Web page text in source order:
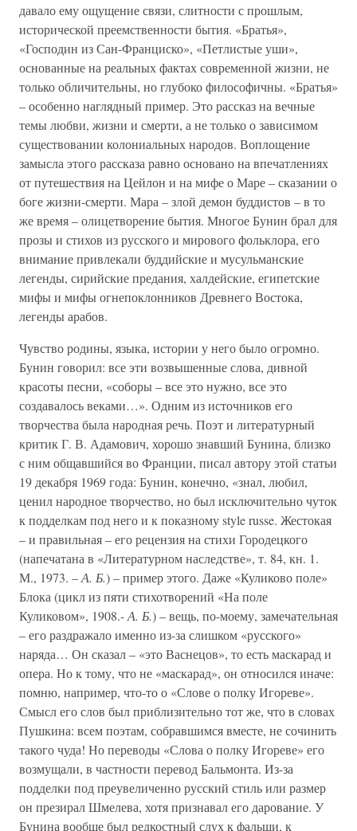
давало ему ощущение связи, слитности с прошлым,
исторической преемственности бытия. «Братья»,
«Господин из Сан-Франциско», «Петлистые уши»,
основанные на реальных фактах современной жизни, не
только обличительны, но глубоко философичны. «Братья»
– особенно наглядный пример. Это рассказ на вечные
темы любви, жизни и смерти, а не только о зависимом
существовании колониальных народов. Воплощение
замысла этого рассказа равно основано на впечатлениях
от путешествия на Цейлон и на мифе о Маре – сказании о
боге жизни-смерти. Мара – злой демон буддистов – в то
же время – олицетворение бытия. Многое Бунин брал для
прозы и стихов из русского и мирового фольклора, его
внимание привлекали буддийские и мусульманские
легенды, сирийские предания, халдейские, египетские
мифы и мифы огнепоклонников Древнего Востока,
легенды арабов.
Чувство родины, языка, истории у него было огромно.
Бунин говорил: все эти возвышенные слова, дивной
красоты песни, «соборы – все это нужно, все это
создавалось веками…». Одним из источников его
творчества была народная речь. Поэт и литературный
критик Г. В. Адамович, хорошо знавший Бунина, близко
с ним общавшийся во Франции, писал автору этой статьи
19 декабря 1969 года: Бунин, конечно, «знал, любил,
ценил народное творчество, но был исключительно чуток
к подделкам под него и к показному style russe. Жестокая
– и правильная – его рецензия на стихи Городецкого
(напечатана в «Литературном наследстве», т. 84, кн. 1.
М., 1973. –А. Б.) – пример этого. Даже «Куликово поле»
Блока (цикл из пяти стихотворений «На поле
Куликовом», 1908.-А. Б.) – вещь, по-моему, замечательная
– его раздражало именно из-за слишком «русского»
наряда… Он сказал – «это Васнецов», то есть маскарад и
опера. Но к тому, что не «маскарад», он относился иначе:
помню, например, что-то о «Слове о полку Игореве».
Смысл его слов был приблизительно тот же, что в словах
Пушкина: всем поэтам, собравшимся вместе, не сочинить
такого чуда! Но переводы «Слова о полку Игореве» его
возмущали, в частности перевод Бальмонта. Из-за
подделки под преувеличенно русский стиль или размер
он презирал Шмелева, хотя признавал его дарование. У
Бунина вообще был редкостный слух к фальши, к